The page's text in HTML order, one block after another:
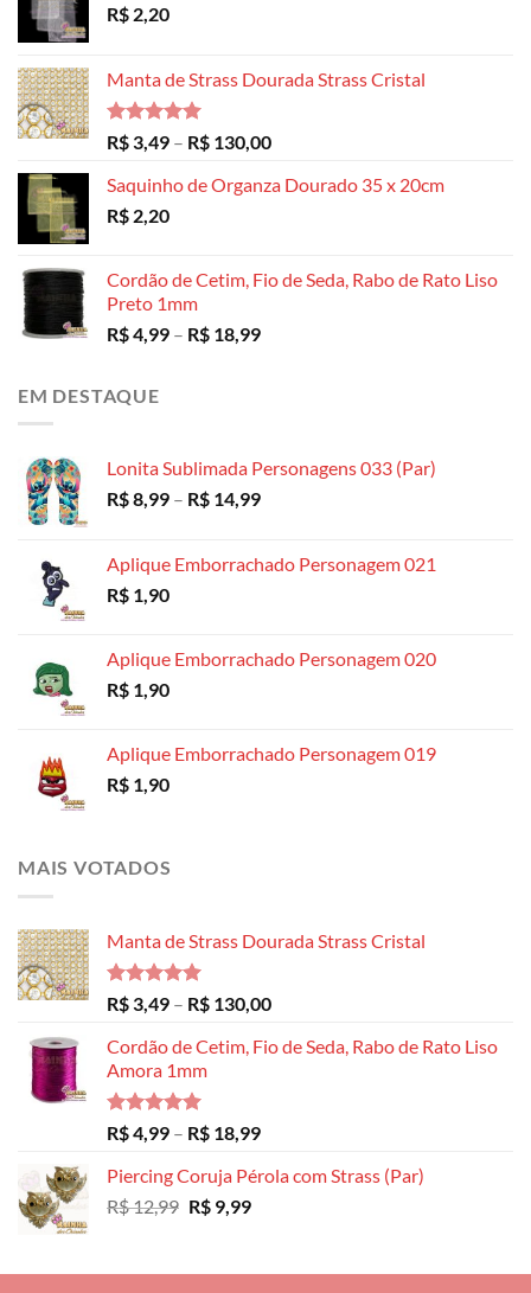
R$ 2,20
Manta de Strass Dourada Strass Cristal
Avaliação
5.00
de 5
R$ 3,49 – R$ 130,00Faixa
preço:
Saquinho de Organza Dourado 35 x 20cm
R$ 2,20
Cordão de Cetim, Fio de Seda, Rabo de Rato Liso
Preto 1mm
R$4,99 – R$ 18,99Faixa
EM DESTAQUE
Lonita Sublimada Personagens 033 (Par)
R$8,99 – R$ 14,99Faixa
R$ 8,99
Aplique Emborrachado Personagem 021
R$ 1,90
Aplique Emborrachado Personagem 020
R$ 1,90
Aplique Emborrachado Personagem 019
R$ 1,90
MAIS VOTADOS
Manta de Strass Dourada Strass Cristal
Avaliação
5.00
de 5
R$ 3,49 – R$ 130,00Faixa
preço:
Cordão de Cetim, Fio de Seda, Rabo de Rato Liso
Amora 1mm
Avaliação
5.00
de 5
R$4,99 – R$ 18,99Faixa
preço:
Piercing Coruja Pérola com Strass (Par)
R$12,99 O
era:
R$9,99O
é: